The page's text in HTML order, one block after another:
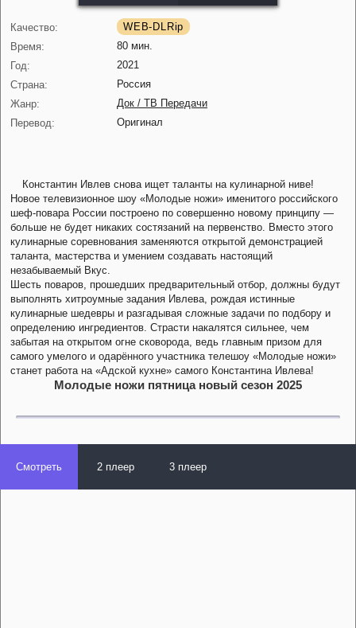
Качество:
WEB-DLRip
Время:
80 мин.
Год:
2021
Страна:
Россия
Жанр:
Док / ТВ Передачи
Перевод:
Оригинал
Константин Ивлев снова ищет таланты на кулинарной ниве!
Новое телевизионное шоу «Молодые ножи» именитого российского
шеф-повара России построено по совершенно новому принципу —
больше не будет никаких состязаний на первенство. Вместо этого
кулинарные соревнования заменяются открытой демонстрацией
таланта, мастерства и умением создавать настоящий
незабываемый Вкус.
Шесть поваров, прошедших предварительный отбор, должны будут
выполнять хитроумные задания Ивлева, рождая истинные
кулинарные шедевры и разгадывая сложные задачи по подбору и
определению ингредиентов. Страсти накалятся сильнее, чем
забытая на открытом огне сковорода, ведь главным призом для
самого умелого и одарённого участника телешоу «Молодые ножи»
станет работа на «Адской кухне» самого Константина Ивлева!
Молодые ножи пятница новый сезон 2025
Смотреть 2 плеер 3 плеер